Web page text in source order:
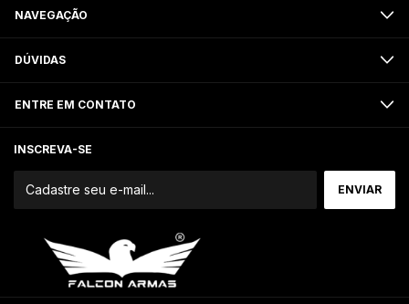
NAVEGAÇÃO
DÚVIDAS
ENTRE EM CONTATO
INSCREVA-SE